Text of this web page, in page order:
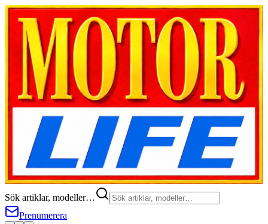
Sök artiklar, modeller…
Prenumerera